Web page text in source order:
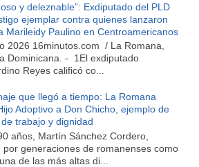
y deleznable”: Exdiputado del PLD
ejemplar contra quienes lanzaron
Marileidy Paulino en Centroamericanos
2026 16minutos.com / La Romana,
Dominicana. - 1El exdiputado
Reyes calificó co...
que llegó a tiempo: La Romana
Adoptivo a Don Chicho, ejemplo de
trabajo y dignidad
años, Martín Sánchez Cordero,
por generaciones de romanenses como
de las más altas di...